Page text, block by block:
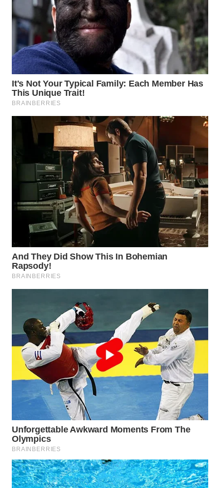
WN
PRIANGAN
TIMUR
WN
SEMARANG
WN
BOROBUDUR
WN
MADURA
WN
SURABAYA
WN
NATUNA
WN
MANDALIKA
WN
LIKUPANG
WN
LABUANBAJO
WN
BORNEO
Wahana
Media
Group